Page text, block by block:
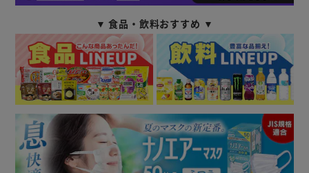
▼ 食品・飲料おすすめ ▼